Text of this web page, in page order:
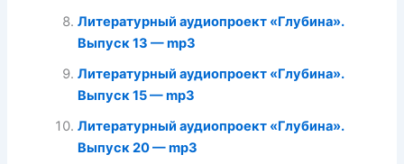
Литературный аудиопроект «Глубина».
Выпуск 13 — mp3
Литературный аудиопроект «Глубина».
Выпуск 15 — mp3
Литературный аудиопроект «Глубина».
Выпуск 20 — mp3